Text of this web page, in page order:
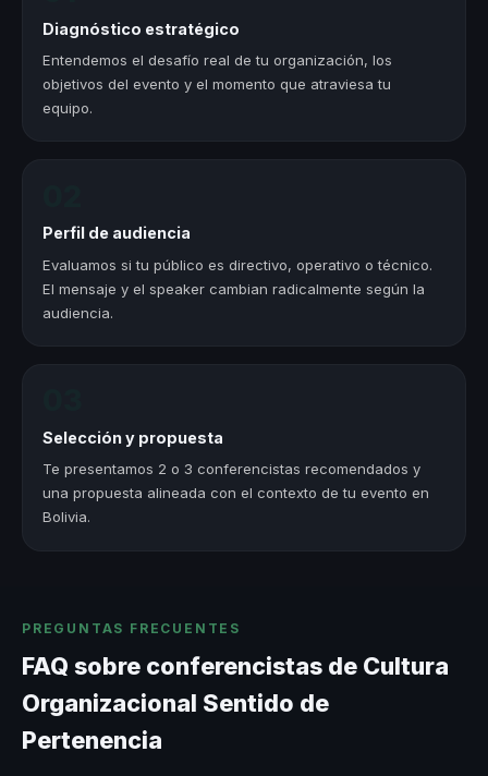
Diagnóstico estratégico
Entendemos el desafío real de tu organización, los
objetivos del evento y el momento que atraviesa tu
equipo.
Perfil de audiencia
Evaluamos si tu público es directivo, operativo o técnico.
El mensaje y el speaker cambian radicalmente según la
audiencia.
Selección y propuesta
Te presentamos 2 o 3 conferencistas recomendados y
una propuesta alineada con el contexto de tu evento en
Bolivia.
PREGUNTAS FRECUENTES
FAQ sobre conferencistas de Cultura
Organizacional Sentido de
Pertenencia